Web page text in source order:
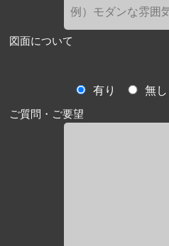
図面について
有り
無し
ご質問・ご要望